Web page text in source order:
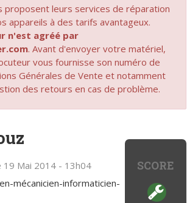
proposent leurs services de réparation
appareils à des tarifs avantageux.
n'est agréé par
. Avant d'envoyer votre matériel,
vous fournisse son numéro de
Générales de Vente et notamment
des retours en cas de problème.
SCORE
19 Mai 2014 - 13h04
mécanicien-informaticien-